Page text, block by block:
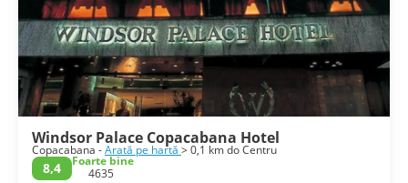
Windsor Palace Copacabana Hotel
Copacabana -Arată pe hartă > 0,1 km do Centru
8,4
Foarte bine
4635